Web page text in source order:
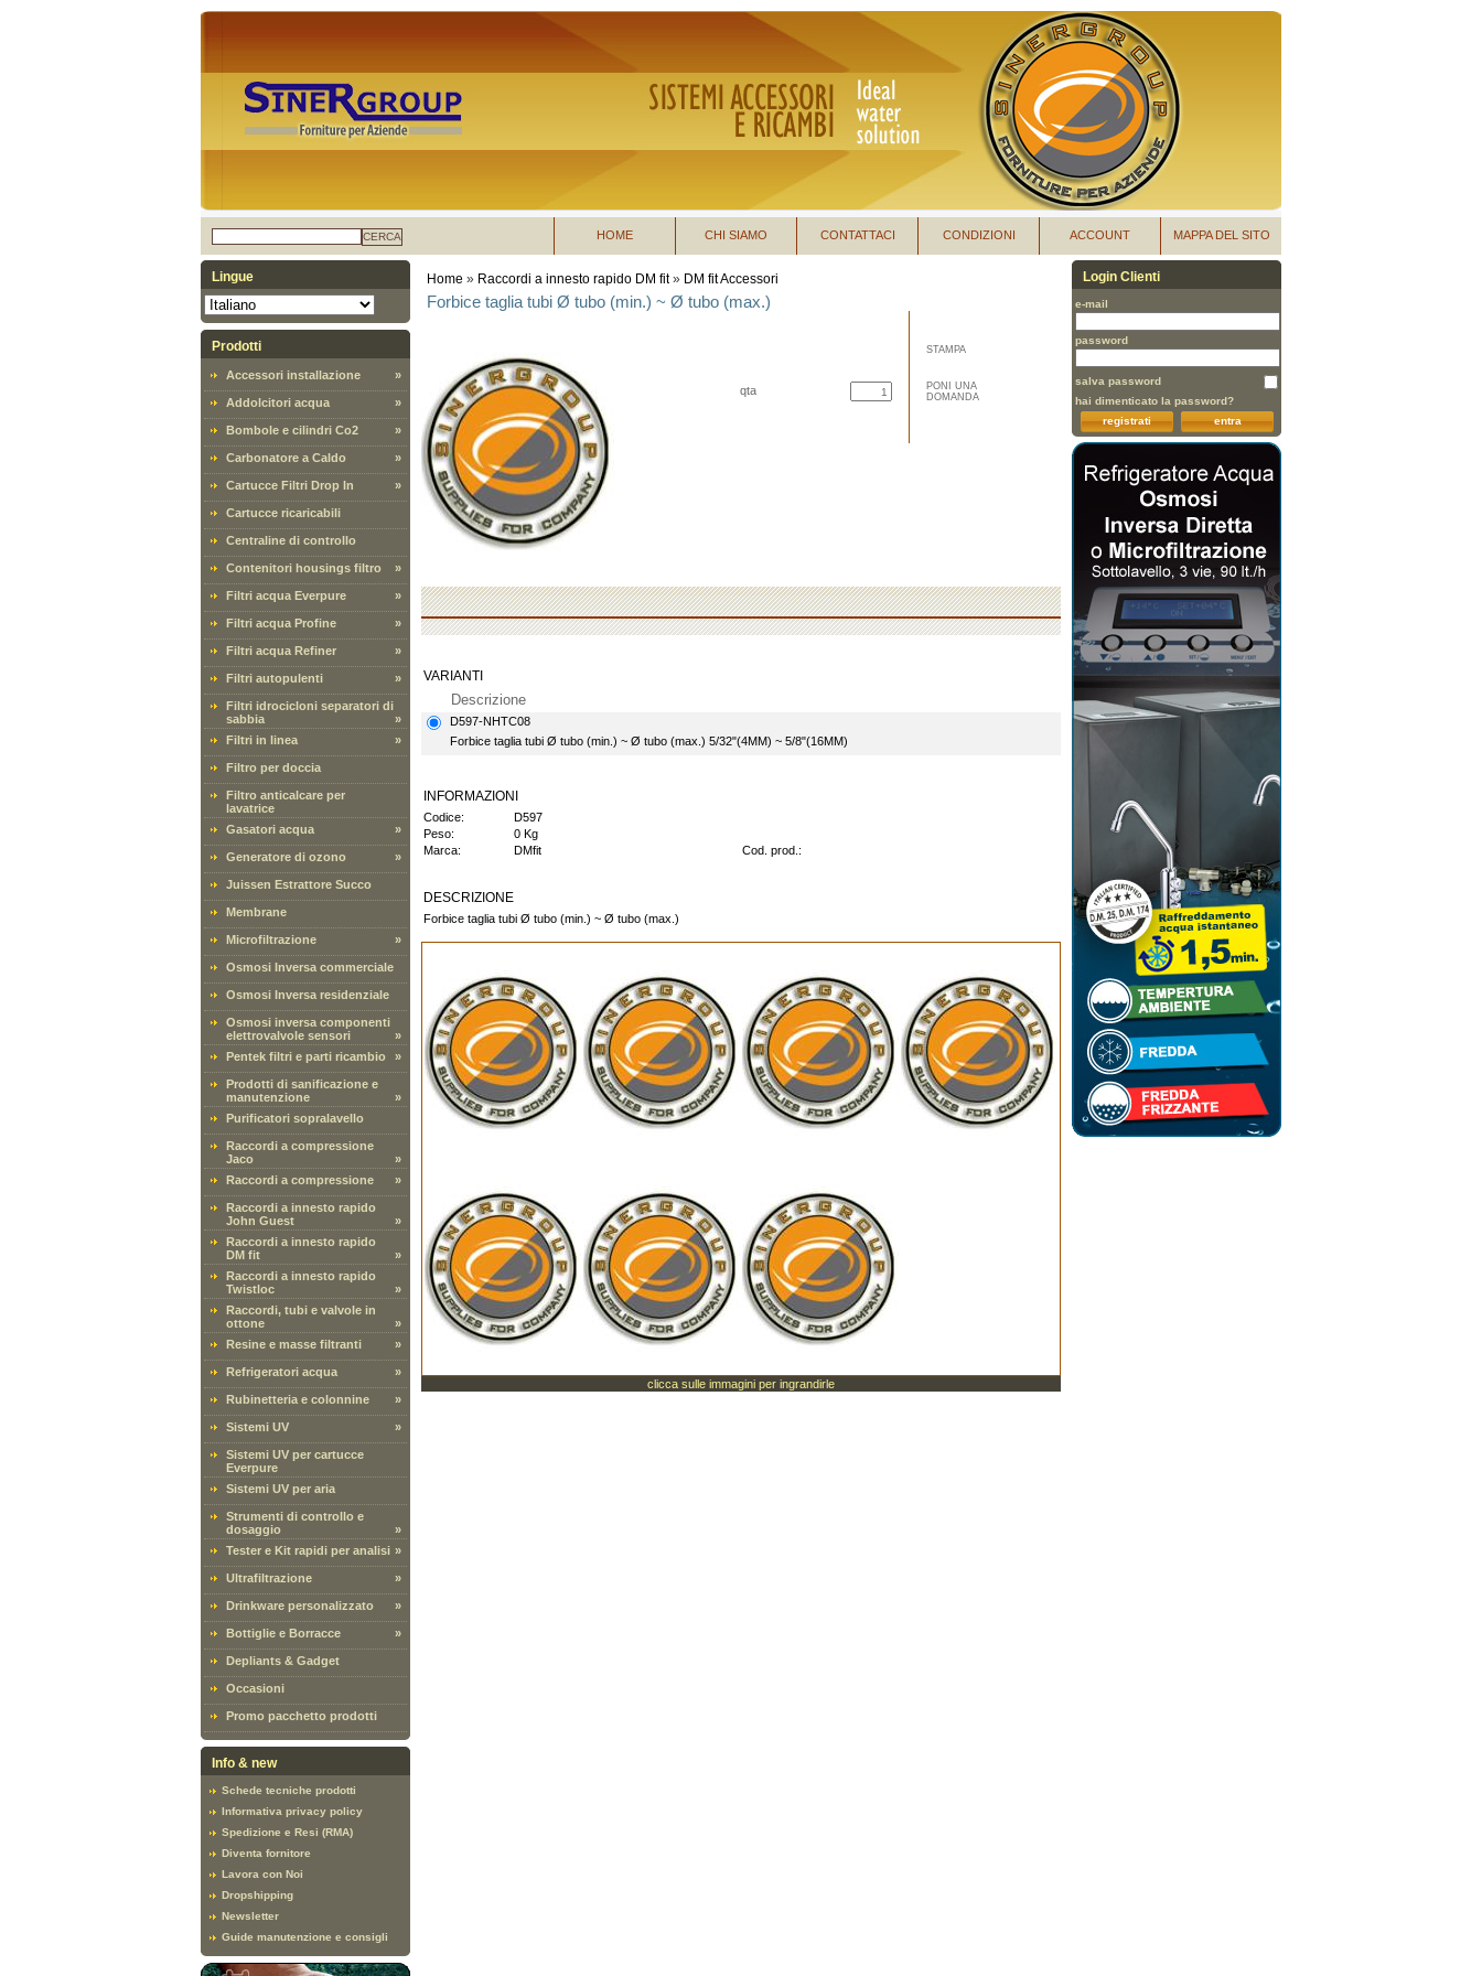
CERCA MAPPA DEL SITO
ACCOUNT
CONDIZIONI
CONTATTACI
CHI SIAMO
HOME
Lingue
Prodotti
Accessori installazione »
Addolcitori acqua »
Bombole e cilindri Co2 »
Carbonatore a Caldo »
Cartucce Filtri Drop In »
Cartucce ricaricabili
Centraline di controllo
Contenitori housings filtro »
Filtri acqua Everpure »
Filtri acqua Profine »
Filtri acqua Refiner »
Filtri autopulenti »
Filtri idrocicloni separatori di
sabbia
»
Filtri in linea
»
Filtro per doccia
Filtro anticalcare per
lavatrice
Gasatori acqua
»
Generatore di ozono »
Juissen Estrattore Succo
Membrane
Microfiltrazione »
Osmosi Inversa commerciale
Osmosi Inversa residenziale
Osmosi inversa componenti
elettrovalvole sensori
»
Pentek filtri e parti ricambio
»
Prodotti di sanificazione e
manutenzione
»
Purificatori sopralavello
Raccordi a compressione
Jaco
»
Raccordi a compressione
»
Raccordi a innesto rapido
John Guest
»
Raccordi a innesto rapido
DM fit
»
Raccordi a innesto rapido
Twistloc
»
Raccordi, tubi e valvole in
ottone
»
Resine e masse filtranti
»
Refrigeratori acqua »
Rubinetteria e colonnine »
Sistemi UV »
Sistemi UV per cartucce
Everpure
Sistemi UV per aria
Strumenti di controllo e
dosaggio
»
Tester e Kit rapidi per analisi »
Ultrafiltrazione »
Drinkware personalizzato »
Bottiglie e Borracce »
Depliants & Gadget
Occasioni
Promo pacchetto prodotti
Info & new
Schede tecniche prodotti
Informativa privacy policy
Spedizione e Resi (RMA)
Diventa fornitore
Lavora con Noi
Dropshipping
Newsletter
Guide manutenzione e consigli
Home » Raccordi a innesto rapido DM fit » DM fit Accessori
Forbice taglia tubi Ø tubo (min.) ~ Ø tubo (max.)
STAMPA
PONI UNA
DOMANDA
qta
VARIANTI
Descrizione
D597-NHTC08
Forbice taglia tubi Ø tubo (min.) ~ Ø tubo (max.) 5/32"(4MM) ~ 5/8"(16MM)
INFORMAZIONI
Codice:
D597
Peso:
0 Kg
Marca:
DMfit Cod. prod.:
DESCRIZIONE
Forbice taglia tubi Ø tubo (min.) ~ Ø tubo (max.)
clicca sulle immagini per ingrandirle
Login Clienti
e-mail
password
salva password
hai dimenticato la password?
entra
registrati